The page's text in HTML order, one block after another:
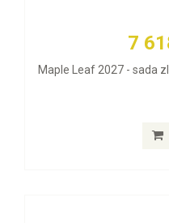
7
Maple Leaf 2027 - sada